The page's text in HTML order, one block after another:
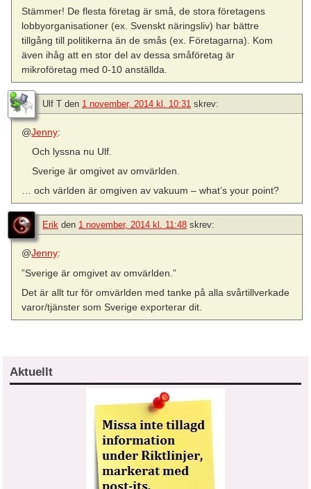
Stämmer! De flesta företag är små, de stora företagens
lobbyorganisationer (ex. Svenskt näringsliv) har bättre
tillgång till politikerna än de smås (ex. Företagarna). Kom
även ihåg att en stor del av dessa småföretag är
mikroföretag med 0-10 anställda.
Ulf T den 1 november, 2014 kl. 10:31 skrev:
@Jenny:
Och lyssna nu Ulf.
Sverige är omgivet av omvärlden.
… och världen är omgiven av vakuum – what’s your point?
Erik den 1 november, 2014 kl. 11:48 skrev:
@Jenny:
”Sverige är omgivet av omvärlden.”
Det är allt tur för omvärlden med tanke på alla svårtillverkade
varor/tjänster som Sverige exporterar dit.
Aktuellt